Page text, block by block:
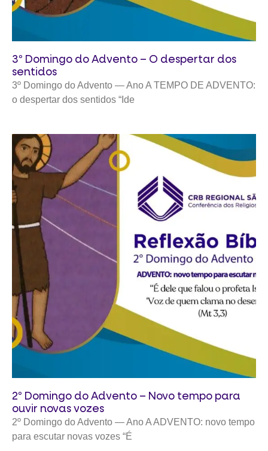
3º Domingo do Advento – O despertar dos
sentidos
3º Domingo do Advento — Ano A TEMPO DE ADVENTO:
o despertar dos sentidos “Ide
2º Domingo do Advento – Novo tempo para
ouvir novas vozes
2º Domingo do Advento — Ano A ADVENTO: novo tempo
para escutar novas vozes “É